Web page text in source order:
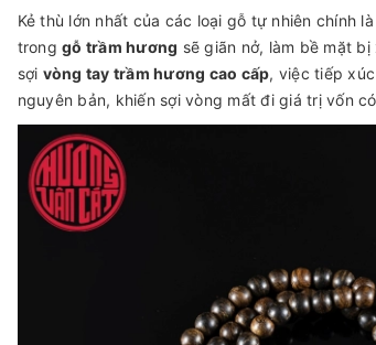
Kẻ thù lớn nhất của các loại gỗ tự nhiên chính
trong gỗ trầm hương sẽ giãn nở, làm bề mặt
sợi vòng tay trầm hương cao cấp, việc tiếp
nguyên bản, khiến sợi vòng mất đi giá trị vốn